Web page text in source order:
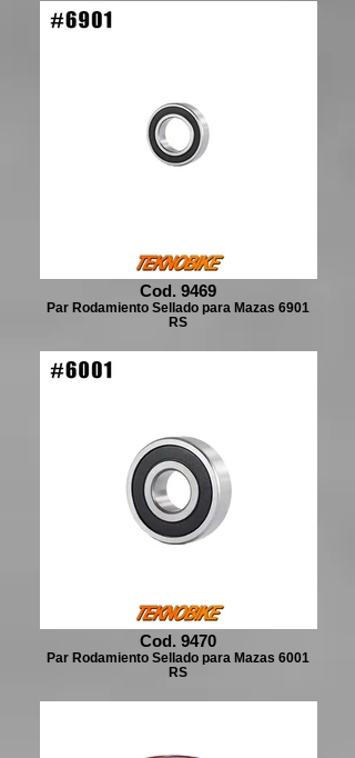
Cod. 9469
Par Rodamiento Sellado para Mazas 6901
RS
Cod. 9470
Par Rodamiento Sellado para Mazas 6001
RS